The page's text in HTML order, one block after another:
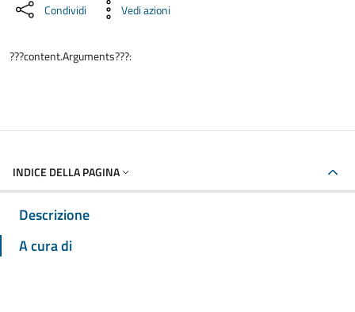
Condividi Vedi azioni
???content.Arguments???:
INDICE DELLA PAGINA
Descrizione
A cura di